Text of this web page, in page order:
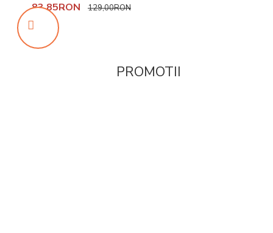
83,85RON 129,00RON
PROMOTII